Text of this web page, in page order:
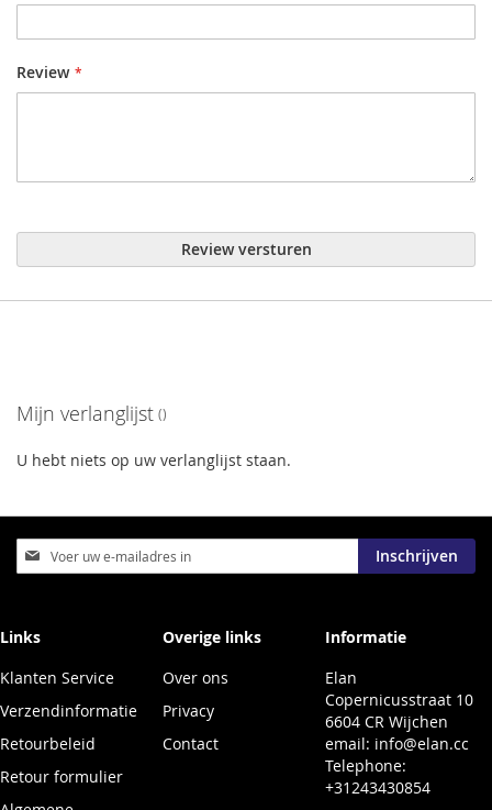
Review
Review versturen
Mijn verlanglijst
U hebt niets op uw verlanglijst staan.
Abonneer
u
nieuwsbrief
Inschrijven
Links
Klanten Service
Verzendinformatie
Retourbeleid
Retour formulier
Overige links
Over ons
Privacy
Contact
Informatie
Elan
Copernicusstraat 10
6604 CR Wijchen
email: info@elan.cc
Telephone:
+31243430854